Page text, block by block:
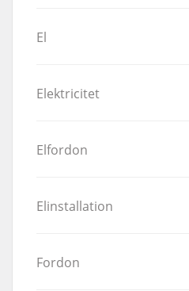
El
Elektricitet
Elfordon
Elinstallation
Fordon